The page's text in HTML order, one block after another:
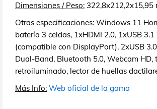
Dimensiones / Peso: 322,8x212,2x15,95
Otras especificaciones: Windows 11
batería 3 celdas, 1xHDMI 2.0, 1xUSB 3.1
(compatible con DisplayPort), 2xUSB
Dual-Band, Bluetooth 5.0, Webcam HD,
retroiluminado, lector de huellas
Más Info: Web oficial de la gama